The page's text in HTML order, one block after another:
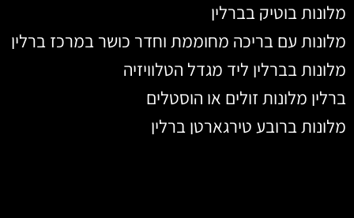
מלונות בוטיק בברלין
מלונות עם בריכה מחוממת וחדר כושר במרכז ברלין
מלונות בברלין ליד מגדל הטלוויזיה
ברלין מלונות זולים או הוסטלים
מלונות ברובע טירגארטן ברלין